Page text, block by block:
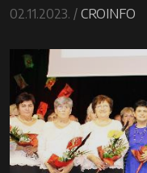
02.11.2023. / CROINFO